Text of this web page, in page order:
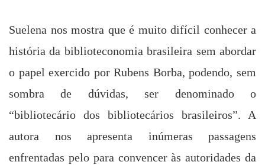
Suelena nos mostra que é muito difícil conhecer a
história da biblioteconomia brasileira sem abordar
o papel exercido porRubens Borba, podendo, sem
sombra de dúvidas, ser denominado o
“bibliotecário dos bibliotecários brasileiros”. A
autora nos apresenta inúmeras passagens
enfrentadas pelo para convencer às autoridades da